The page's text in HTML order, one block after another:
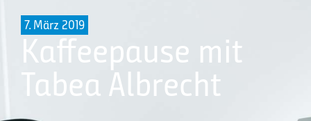
7. März 2019
Kaffeepause mit
Tabea Albrecht